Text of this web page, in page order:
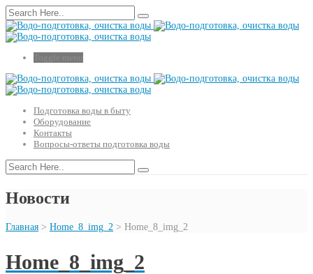
Подготовка воды в быту
Оборудование
Контакты
Вопросы-ответы подготовка воды
Новости
Главная > Home_8_img_2 > Home_8_img_2
Home_8_img_2